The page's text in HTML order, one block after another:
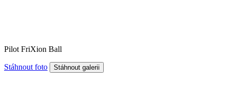
Pilot FriXion Ball
Stáhnout foto